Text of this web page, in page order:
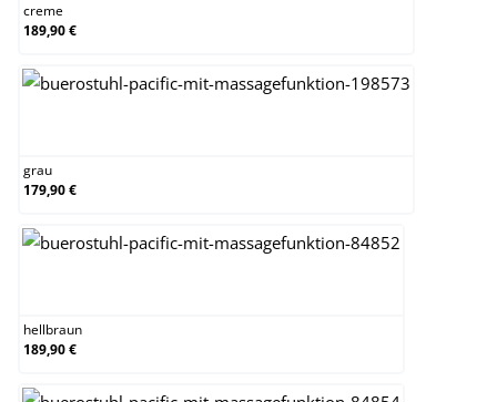
creme
189,90 €
grau
179,90 €
hellbraun
189,90 €